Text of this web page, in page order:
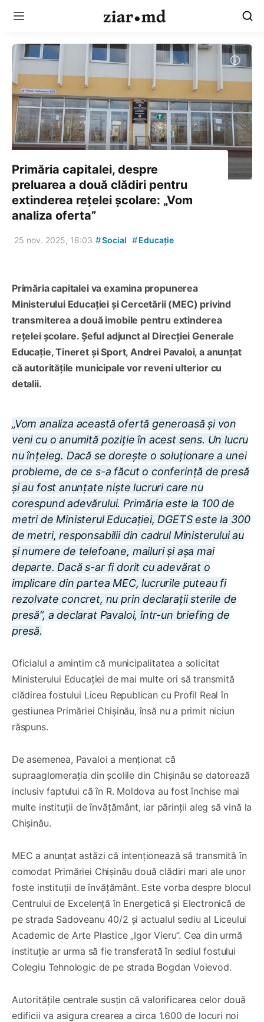
Primăria capitalei, despre
preluarea a două clădiri pentru
extinderea rețelei școlare: „Vom
analiza oferta”
25 nov. 2025, 18:03 #Social #Educație
Primăria capitalei va examina propunerea
Ministerului Educației și Cercetării (MEC) privind
transmiterea a două imobile pentru extinderea
rețelei școlare. Șeful adjunct al Direcției Generale
Educație, Tineret și Sport, Andrei Pavaloi, a anunțat
că autoritățile municipale vor reveni ulterior cu
detalii.
„Vom analiza această ofertă generoasă și von
veni cu o anumită poziție în acest sens. Un lucru
nu înțeleg. Dacă se dorește o soluționare a unei
probleme, de ce s-a făcut o conferință de presă
și au fost anunțate niște lucruri care nu
corespund adevărului. Primăria este la 100 de
metri de Ministerul Educației, DGETS este la 300
de metri, responsabilii din cadrul Ministerului au
și numere de telefoane, mailuri și așa mai
departe. Dacă s-ar fi dorit cu adevărat o
implicare din partea MEC, lucrurile puteau fi
rezolvate concret, nu prin declarații sterile de
presă”, a declarat Pavaloi, într-un briefing de
presă.
Oficialul a amintim că municipalitatea a solicitat
Ministerului Educației de mai multe ori să transmită
clădirea fostului Liceu Republican cu Profil Real în
gestiunea Primăriei Chișinău, însă nu a primit niciun
răspuns.
De asemenea, Pavaloi a menționat că
supraaglomerația din școlile din Chișinău se datorează
inclusiv faptului că în R. Moldova au fost închise mai
multe instituții de învățământ, iar părinții aleg să vină la
Chișinău.
MEC a anunțat astăzi că intenționează să transmită în
comodat Primăriei Chișinău două clădiri mari ale unor
foste instituții de învățământ. Este vorba despre blocul
Centrului de Excelență în Energetică și Electronică de
pe strada Sadoveanu 40/2 și actualul sediu al Liceului
Academic de Arte Plastice „Igor Vieru”. Cea din urmă
instituție ar urma să fie transferată în sediul fostului
Colegiu Tehnologic de pe strada Bogdan Voievod.
Autoritățile centrale susțin că valorificarea celor două
edificii va asigura crearea a circa 1.600 de locuri noi